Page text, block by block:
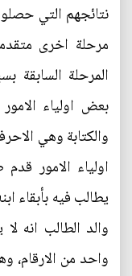
نتائجهم التي
مرحلة اخرى
المرحلة السابقة
بعض اولياء
والكتابة وهي
اولياء الامور
يطالب فيه بأبقاء
والد الطالب انه
واحد من الارقام،